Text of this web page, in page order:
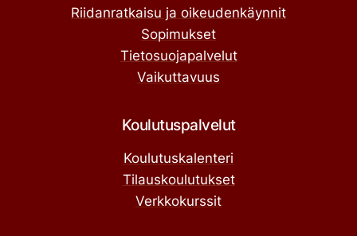
Riidanratkaisu ja oikeudenkäynnit
Sopimukset
Tietosuojapalvelut
Vaikuttavuus
Koulutuspalvelut
Koulutuskalenteri
Tilauskoulutukset
Verkkokurssit